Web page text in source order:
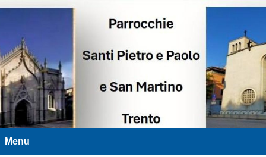
Parrocchie Santi Pietro e Paolo e
San Martino – Trento
DIOCESI DI TRENTO
Menu